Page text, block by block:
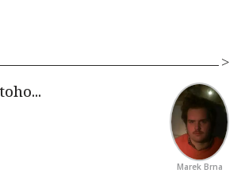
Marek Brna